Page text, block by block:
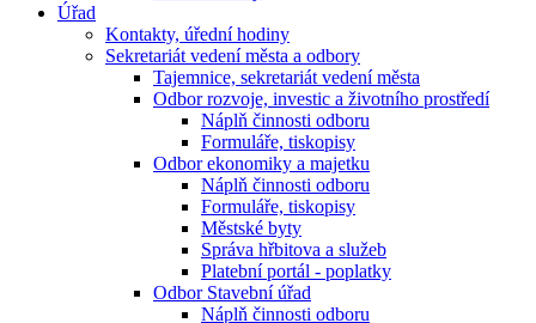
Úřad
Kontakty, úřední hodiny
Sekretariát vedení města a odbory
Tajemnice, sekretariát vedení města
Odbor rozvoje, investic a životního prostředí
Náplň činnosti odboru
Formuláře, tiskopisy
Odbor ekonomiky a majetku
Náplň činnosti odboru
Formuláře, tiskopisy
Městské byty
Správa hřbitova a služeb
Platební portál - poplatky
Odbor Stavební úřad
Náplň činnosti odboru